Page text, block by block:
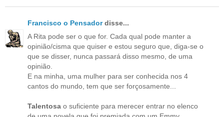
Francisco o Pensadordisse...
A Rita pode ser o que for. Cada qual pode manter a
opinião/cisma que quiser e estou seguro que, diga-se o
que se disser, nunca passará disso mesmo, de uma
opinião.
E na minha, uma mulher para ser conhecida nos 4
cantos do mundo, tem que ser forçosamente...
Talentosa o suficiente para merecer entrar no elenco